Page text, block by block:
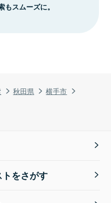
秋田県
横手市
スムーズに。
をさがす